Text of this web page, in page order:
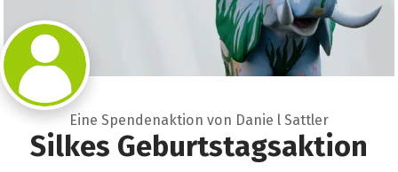
Eine Spendenaktion von Danie l Sattler
Silkes Geburtstagsaktion